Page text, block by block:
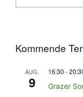
Kommende
AUG.
9
16:30 -
Grazer